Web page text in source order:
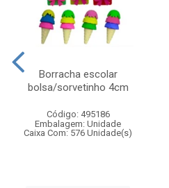
Borracha escolar
bolsa/sorvetinho 4cm
Código: 495186
Embalagem: Unidade
Caixa Com: 576 Unidade(s)